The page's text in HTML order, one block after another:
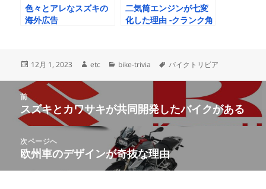
色々とアレなスズキの
海外広告
二気筒エンジンが七変
化した理由 -クランク角
投
日:
12月 1, 2023
作
者
etc
カ
ー
bike-trivia
タ
バイクトリビア
シ
前
前
の
投
稿:
スズキとカワサキが共同開発したバイクがある
次ページへ
次
の
欧州車のデザインが奇抜な理由